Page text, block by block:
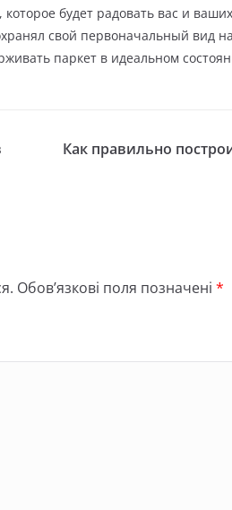
будет радовать вас и
свой первоначальный вид
паркет в идеальном
Как правильно
Обов’язкові поля позначені *